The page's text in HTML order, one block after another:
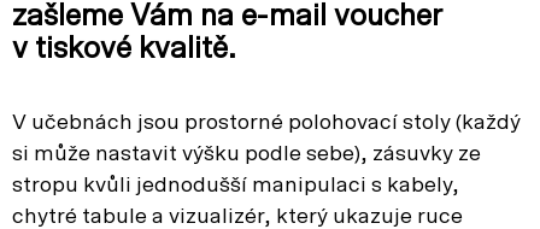
zašleme Vám na e-mail voucher
v tiskové kvalitě.
V učebnách jsou prostorné polohovací stoly (každý
si může nastavit výšku podle sebe), zásuvky ze
stropu kvůli jednodušší manipulaci s kabely,
chytré tabule a vizualizér, který ukazuje ruce